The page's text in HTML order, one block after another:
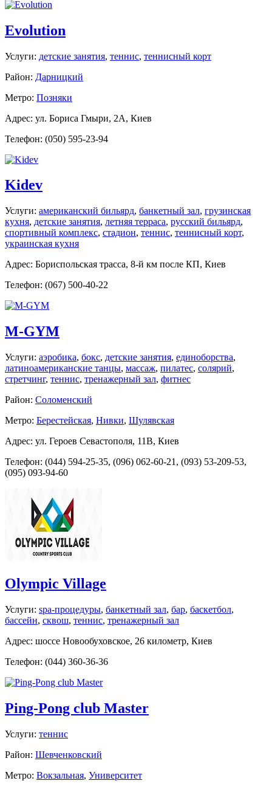
Evolution
Услуги: детские занятия, теннис, теннисный корт
Район: Дарницкий
Метро: Позняки
Адрес: ул. Бориса Гмыри, 2A, Киев
Телефон: (050) 595-23-94
Kidev
Услуги: американский бильярд, банкетный зал, грузинская
кухня, детские занятия, летняя терраса, русский бильярд,
спортивный комплекс, стадион, теннис, теннисный корт,
украинская кухня
Адрес: Бориспольская трасса, 8-й км после КП, Киев
Телефон: (067) 500-40-22
M-GYM
Услуги: аэробика, бокс, детские занятия, единоборства,
латиноамериканские танцы, массаж, пилатес, солярий,
стретчинг, теннис, тренажерный зал, фитнес
Район: Соломенский
Метро: Берестейская, Нивки, Шулявская
Адрес: ул. Героев Севастополя, 11В, Киев
Телефон: (044) 594-25-35, (096) 062-60-21, (093) 53-209-53,
(095) 093-94-60
Olympic Village
Услуги: spa-процедуры, банкетный зал, бар, баскетбол,
бассейн, сквош, теннис, тренажерный зал
Адрес: шоссе Новообуховское, 26 километр, Киев
Телефон: (044) 360-36-36
Ping-Pong club Master
Услуги: теннис
Район: Шевченковский
Метро: Вокзальная, Университет